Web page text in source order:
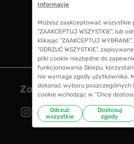
w porównaniu ze średnimi
salonie optycznym
70%
Zostań z nami
Informacje
Możesz zaakceptować wszystkie
"ZAAKCEPTUJ WSZYSTKIE", lub
klikając "ZAAKCEPTUJ
"ODRZUĆ WSZYSTKIE",
pliki cookie niezbędne do
funkcjonowania Sklepu,
nie wymaga zgody użytkownika.
dokonać wyboru poszczególnych
cookie wchodząc w “Chcę
Odrzuć
wszystkie
Dostosuj
zgody